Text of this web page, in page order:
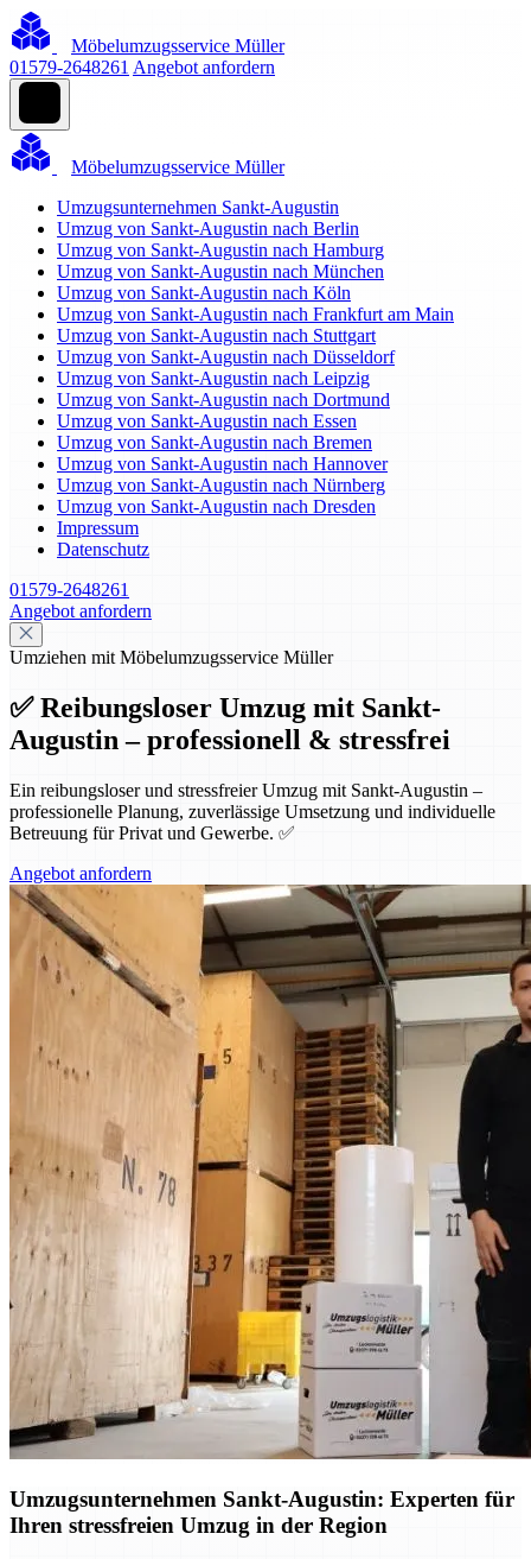
Möbelumzugsservice Müller
01579-2648261 Angebot anfordern
Möbelumzugsservice Müller
Umzugsunternehmen Sankt-Augustin
Umzug von Sankt-Augustin nach Berlin
Umzug von Sankt-Augustin nach Hamburg
Umzug von Sankt-Augustin nach München
Umzug von Sankt-Augustin nach Köln
Umzug von Sankt-Augustin nach Frankfurt am Main
Umzug von Sankt-Augustin nach Stuttgart
Umzug von Sankt-Augustin nach Düsseldorf
Umzug von Sankt-Augustin nach Leipzig
Umzug von Sankt-Augustin nach Dortmund
Umzug von Sankt-Augustin nach Essen
Umzug von Sankt-Augustin nach Bremen
Umzug von Sankt-Augustin nach Hannover
Umzug von Sankt-Augustin nach Nürnberg
Umzug von Sankt-Augustin nach Dresden
Impressum
Datenschutz
01579-2648261
Angebot anfordern
Umziehen mit Möbelumzugsservice Müller
✅ Reibungsloser Umzug mit Sankt-
Augustin – professionell & stressfrei
Ein reibungsloser und stressfreier Umzug mit Sankt-Augustin –
professionelle Planung, zuverlässige Umsetzung und individuelle
Betreuung für Privat und Gewerbe. ✅
Angebot anfordern
Umzugsunternehmen Sankt-Augustin: Experten für
Ihren stressfreien Umzug in der Region